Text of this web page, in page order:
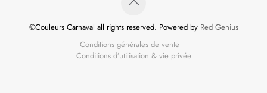
©Couleurs Carnaval all rights reserved. Powered by Red Genius
Conditions générales de vente
Conditions d’utilisation & vie privée